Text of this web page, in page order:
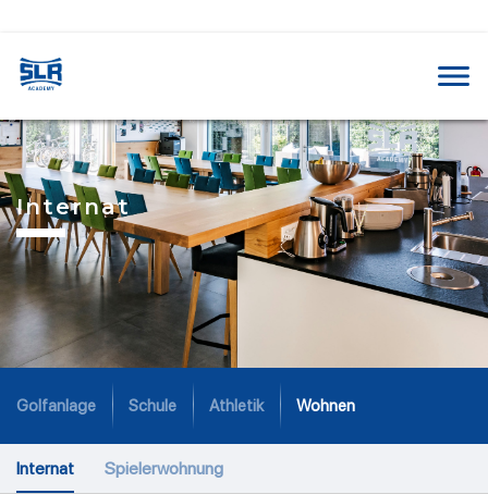
Internat​
Golfanlage Schule Athletik Wohnen
Internat Spielerwohnung